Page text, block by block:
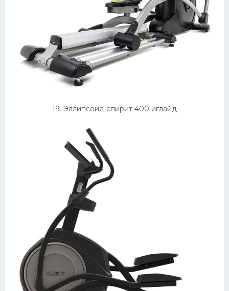
19. Эллипсоид спирит 400 иглайд